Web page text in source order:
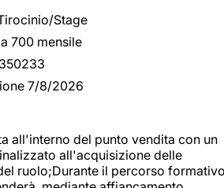
Stage
700 mensile
350233
7/8/2026
all'interno del punto vendita con un
all'acquisizione delle
ruolo;Durante il percorso